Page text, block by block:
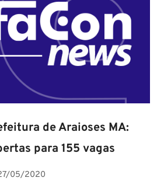
de Araioses MA:
para 155 vagas
05/2020